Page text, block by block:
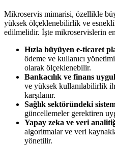
Mikroservis mimarisi, özellikle
yüksek ölçeklenebilirlik ve
edilmelidir. İşte mikroservislerin
Hızla büyüyen e-ticaret
ödeme ve kullanıcı
olarak ölçeklenebilir.
Bankacılık ve finans
ve yüksek kullanılabilirlik
karşılanır.
Sağlık sektöründeki
güncellemeler gerektiren
Yapay zeka ve veri
algoritmalar ve veri
yönetilir.